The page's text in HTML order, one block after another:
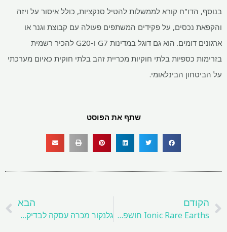
בנוסף, הדו"ח קורא לממשלות להטיל סנקציות, כולל איסור על ויזה
והקפאת נכסים, על פקידים המשתפים פעולה עם קבוצת וגנר או
ארגונים דומים. הוא גם דוגל במדינות G7 ו-G20 להכיר רשמית
בזרימות כספיות בלתי חוקיות מכריית זהב בלתי חוקית כאיום מערכתי
על הביטחון הבינלאומי.
שתף את הפוסט
קודם
הקודם
Ionic Rare Earths חושפת היתכנות מבטיחה למפעל המיחזור בבריטניה
הבא
גלנקור מכרה עסקה לבדיקת טכנולוגיית נחושת במכרה בצ'ילה